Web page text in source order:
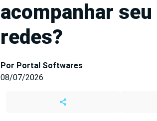
acompanhar
redes?
Por Portal Softwares
08/07/2026